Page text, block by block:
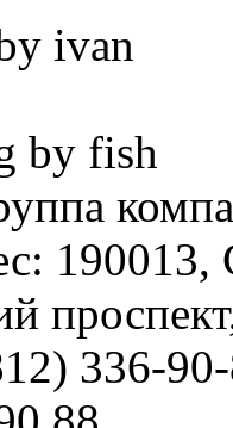
ivan
by fish
190013,
336-